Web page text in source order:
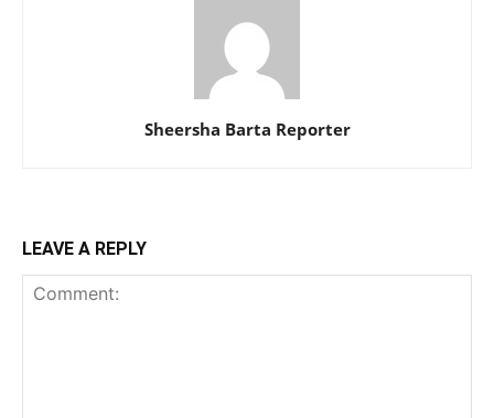
Sheersha Barta Reporter
LEAVE A REPLY